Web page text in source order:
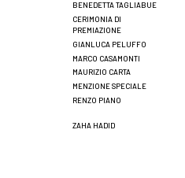
BENEDETTA TAGLIABUE
CERIMONIA DI
PREMIAZIONE
GIANLUCA PELUFFO
MARCO CASAMONTI
MAURIZIO CARTA
MENZIONE SPECIALE
RENZO PIANO
ZAHA HADID